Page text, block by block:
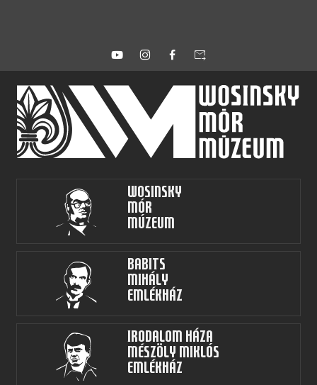
forward_to_inbox
Wosinsky
Mór
Múzeum
Babits
Mihály
Emlékház
Irodalom Háza
Mészöly Miklós
Emlékház